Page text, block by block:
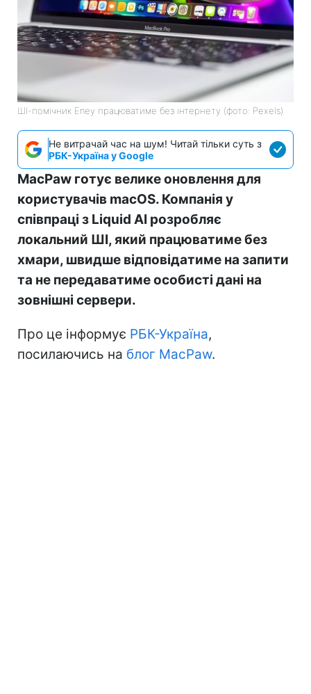
ШІ-помічник Eney працюватиме без інтернету (фото: Pexels)
Не витрачай час на шум! Читай тільки суть з
РБК-Україна у Google
MacPaw готує велике оновлення для
користувачів macOS. Компанія у
співпраці з Liquid AI розробляє
локальний ШІ, який працюватиме без
хмари, швидше відповідатиме на запити
та не передаватиме особисті дані на
зовнішні сервери.
Про це інформує РБК-Україна,
посилаючись на блог MacPaw.